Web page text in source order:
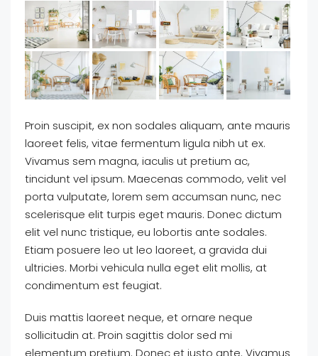
Proin suscipit, ex non sodales aliquam, ante mauris
laoreet felis, vitae fermentum ligula nibh ut ex.
Vivamus sem magna, iaculis ut pretium ac,
tincidunt vel ipsum. Maecenas commodo, velit vel
porta vulputate, lorem sem accumsan nunc, nec
scelerisque elit turpis eget mauris. Donec dictum
elit vel nunc tristique, eu lobortis ante sodales.
Etiam posuere leo ut leo laoreet, a gravida dui
ultricies. Morbi vehicula nulla eget elit mollis, at
condimentum est feugiat.
Duis mattis laoreet neque, et ornare neque
sollicitudin at. Proin sagittis dolor sed mi
elementum pretium. Donec et justo ante. Vivamus